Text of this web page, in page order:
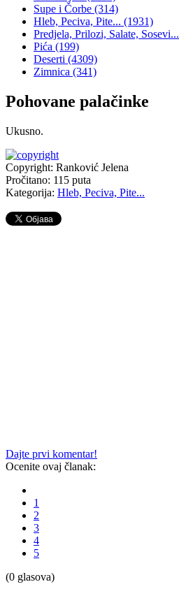
Supe i Čorbe (314)
Hleb, Peciva, Pite... (1931)
Predjela, Prilozi, Salate, Sosevi...
Pića (199)
Deserti (4309)
Zimnica (341)
Pohovane palačinke
Ukusno.
Copyright: Ranković Jelena
Pročitano: 115 puta
Kategorija: Hleb, Peciva, Pite...
Dajte prvi komentar!
Ocenite ovaj članak:
1
2
3
4
5
(0 glasova)